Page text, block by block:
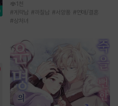
1천
#계략남 #까칠남 #서양풍 #연애/결혼
#상처녀